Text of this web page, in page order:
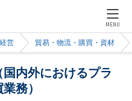
MENU
営 貿易・物流・購買・資材
国内外におけるプラ
務）